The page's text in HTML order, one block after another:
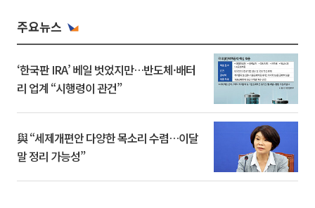
주요뉴스
‘한국판 IRA’ 베일 벗었지만…반도체·배터
리 업계 “시행령이 관건”
與 “세제개편안 다양한 목소리 수렴…이달
말 정리 가능성”